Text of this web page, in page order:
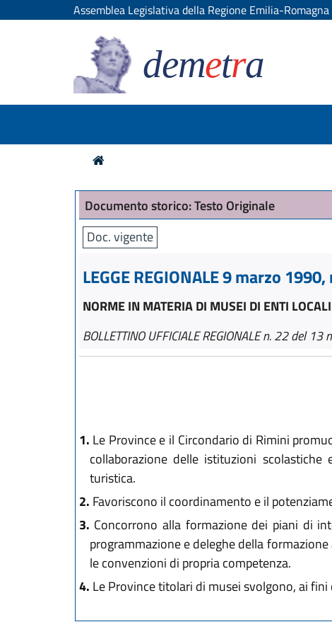
Assemblea Legislativa della Regione Emilia-Romagna
demetra
Documento storico: Testo Originale
Doc. vigente
LEGGE REGIONALE 9 marzo 1990,
NORME IN MATERIA DI MUSEI DI ENTI
BOLLETTINO UFFICIALE REGIONALE n. 22 del
1. Le Province e il Circondario di Rimini
collaborazione delle istituzioni
turistica.
2. Favoriscono il coordinamento e il
3. Concorrono alla formazione dei piani di
programmazione e deleghe della
le convenzioni di propria competenza.
4. Le Province titolari di musei svolgono, ai